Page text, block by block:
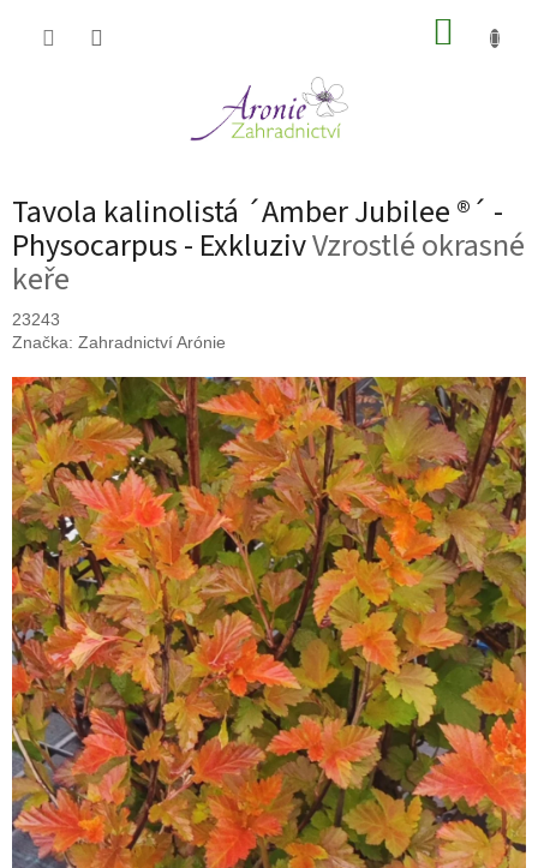
Tavola kalinolistá ´Amber Jubilee ®´ -
Physocarpus - ExkluzivVzrostlé okrasné
keře
23243
Značka: Zahradnictví Arónie